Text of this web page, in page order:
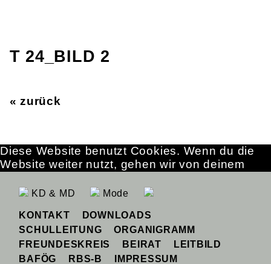
T 24_BILD 2
« zurück
KD & MD Mode
KONTAKT
DOWNLOADS
SCHULLEITUNG
ORGANIGRAMM
FREUNDESKREIS
BEIRAT
LEITBILD
BAFÖG
RBS-B IMPRESSUM
Diese Website benutzt Cookies. Wenn du die
Website weiter nutzt, gehen wir von deinem